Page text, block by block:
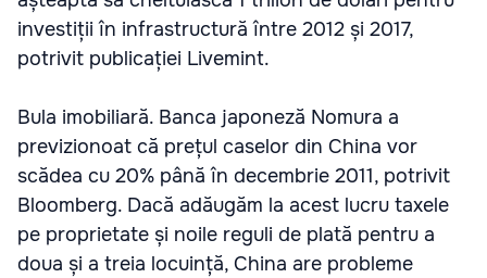
investiții în infrastructură între 2012 și 2017,
potrivit publicației Livemint.
Bula imobiliară. Banca japoneză Nomura a
previzionoat că prețul caselor din China vor
scădea cu 20% până în decembrie 2011, potrivit
Bloomberg. Dacă adăugăm la acest lucru taxele
pe proprietate și noile reguli de plată pentru a
doua și a treia locuință, China are probleme